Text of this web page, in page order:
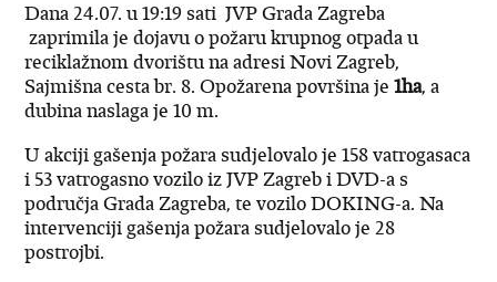
Dana 24.07. u 19:19 sati JVP Grada Zagreba
zaprimila je dojavu o požaru krupnog otpada u
reciklažnom dvorištu na adresi Novi Zagreb,
Sajmišna cesta br. 8. Opožarena površina je1ha, a
dubina naslaga je 10 m.
U akciji gašenja požara sudjelovalo je 158 vatrogasaca
i 53 vatrogasno vozilo iz JVP Zagreb i DVD-a s
područja Grada Zagreba, te vozilo DOKING-a. Na
intervenciji gašenja požara sudjelovalo je 28
postrojbi.